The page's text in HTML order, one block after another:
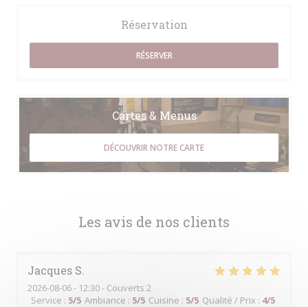
Les avis de nos clients
Jacques S
2026-08-06- 12:30 - Couverts 2
Service : 5/5 Ambiance : 5/5 Cuisine : 5/5 Qualité / Prix : 4/5
Réservation
RÉSERVER
Cartes & Menus
DÉCOUVRIR NOTRE CARTE